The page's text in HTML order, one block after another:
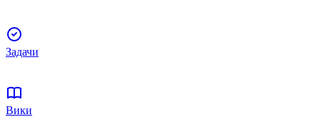
Задачи
Вики